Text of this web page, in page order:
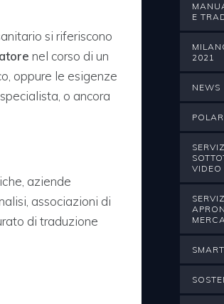
si riferiscono
nel corso di un
oppure le esigenze
o ancora
aziende
associazioni di
di traduzione
E
2021
NEWS
VIDEO